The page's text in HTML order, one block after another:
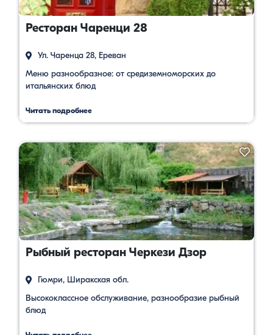
Ресторан Чаренци 28
Ул. Чаренца 28, Ереван
Меню разнообразное: от средиземноморских до
итальянских блюд
Читать подробнее
Рыбный ресторан Черкези Дзор
Гюмри, Ширакская обл.
Высококлассное обслуживание, разнообразие рыбный
блюд